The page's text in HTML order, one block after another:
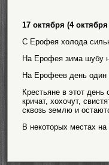
17 октября (4
С Ерофея холода
На Ерофея зима шубу
На Ерофеев день один
Крестьяне в этот
кричат, хохочут,
сквозь землю и
В некоторых местах